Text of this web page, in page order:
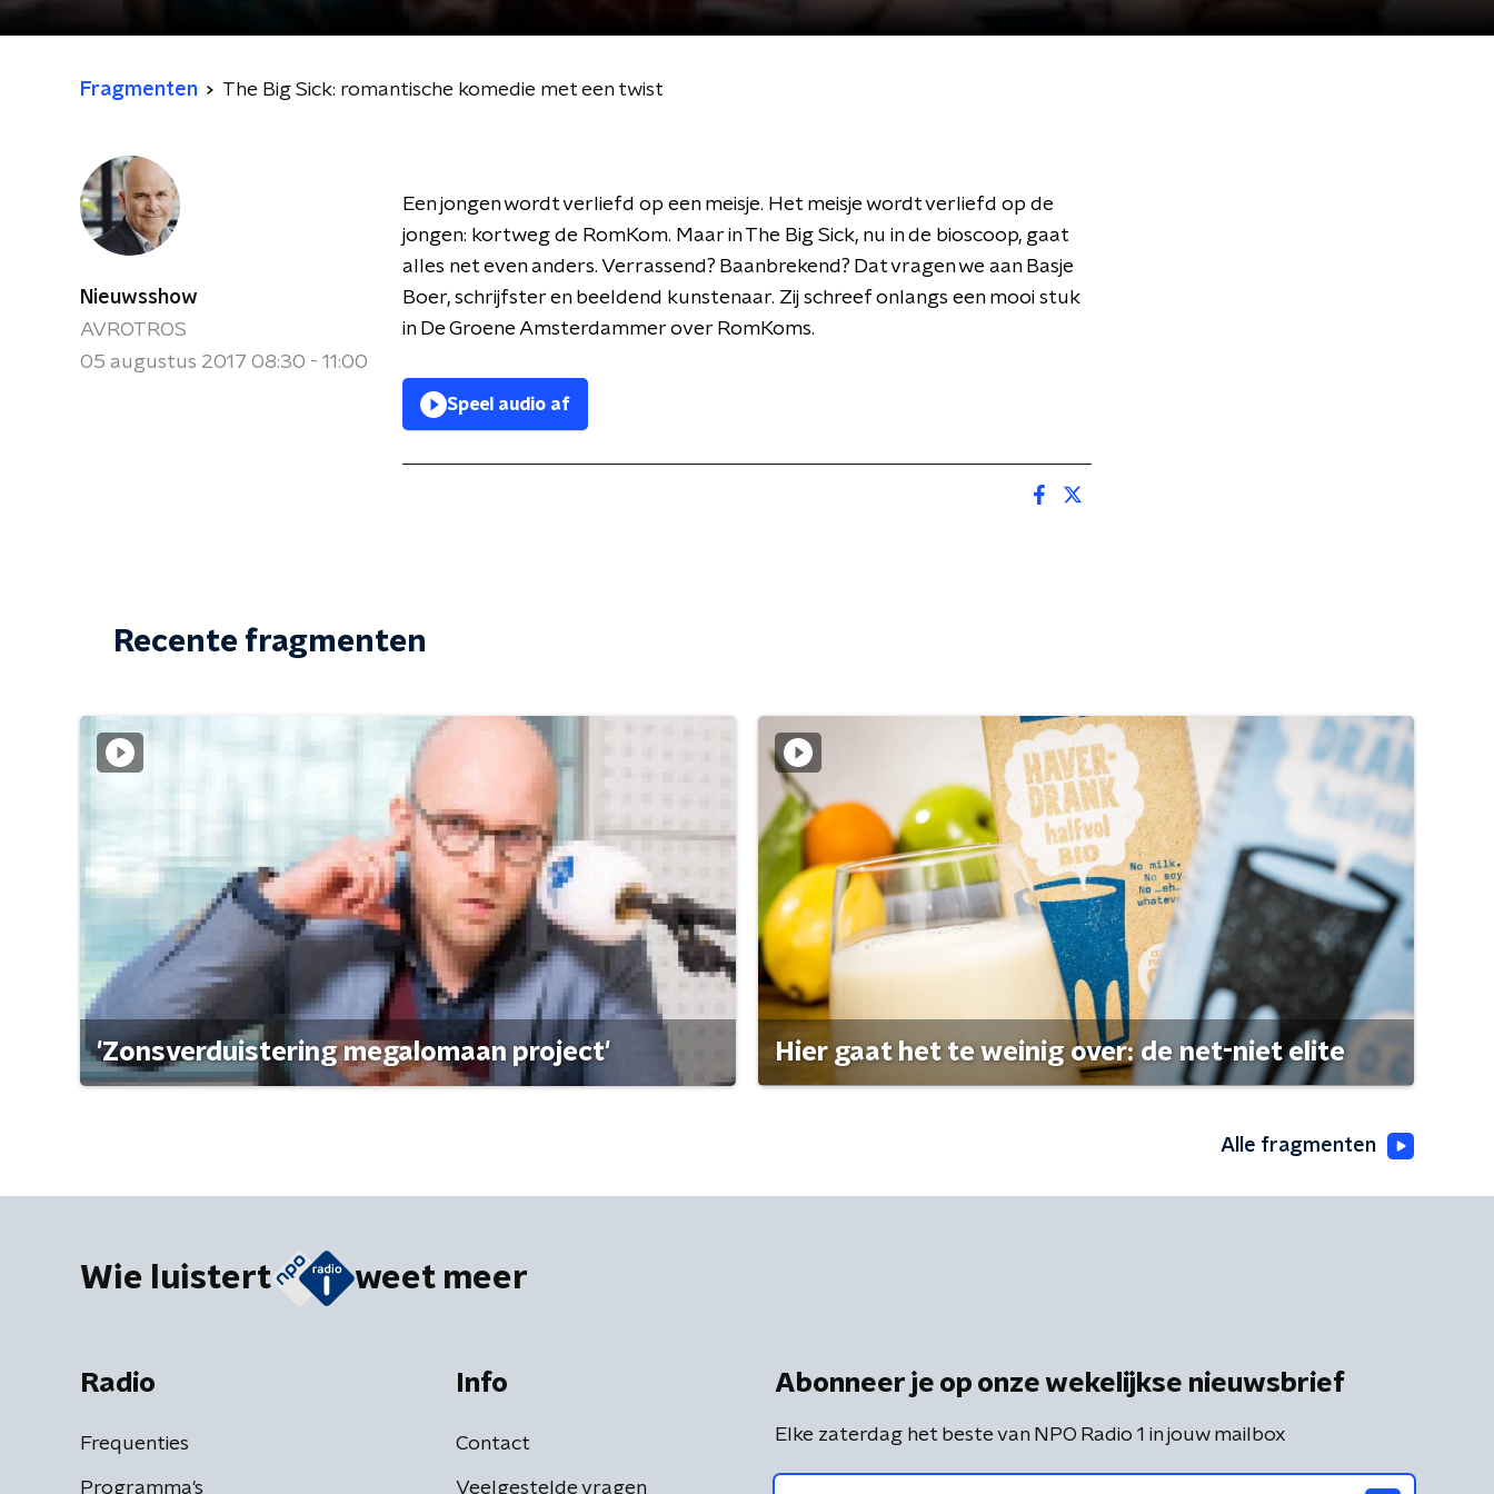
Fragmenten The Big Sick: romantische komedie met een twist
Nieuwsshow
AVROTROS
05 augustus 2017 08:30 - 11:00
Een jongen wordt verliefd op een meisje. Het meisje wordt verliefd op de
jongen: kortweg de RomKom. Maar in The Big Sick, nu in de bioscoop, gaat
alles net even anders. Verrassend? Baanbrekend? Dat vragen we aan Basje
Boer, schrijfster en beeldend kunstenaar. Zij schreef onlangs een mooi stuk
in De Groene Amsterdammer over RomKoms.
Speel audio af
Recente fragmenten
'Zonsverduistering megalomaan project' Hier gaat het te weinig over: de net-niet elite
Alle fragmenten
Wie luistert weet meer
Radio
Frequenties
Programma's
Info
Contact
Veelgestelde vragen
Abonneer je op onze wekelijkse nieuwsbrief
Elke zaterdag het beste van NPO Radio 1 in jouw mailbox